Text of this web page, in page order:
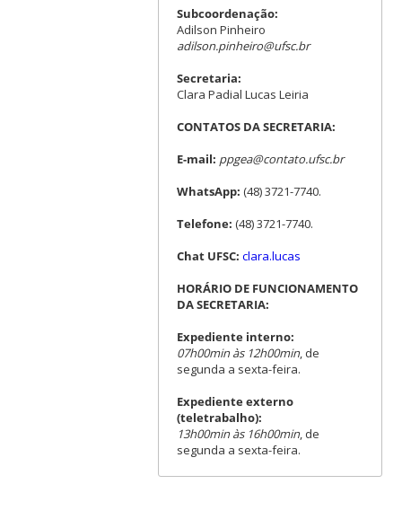
Subcoordenação:
Adilson Pinheiro
adilson.pinheiro@ufsc.br
Secretaria:
Clara Padial Lucas Leiria
CONTATOS DA SECRETARIA:
E-mail: ppgea@contato.ufsc.br
WhatsApp: (48) 3721-7740.
Telefone: (48) 3721-7740.
Chat UFSC: clara.lucas
HORÁRIO DE FUNCIONAMENTO
DA SECRETARIA:
Expediente interno:
07h00min às 12h00min, de
segunda a sexta-feira.
Expediente externo
(teletrabalho):
13h00min às 16h00min, de
segunda a sexta-feira.